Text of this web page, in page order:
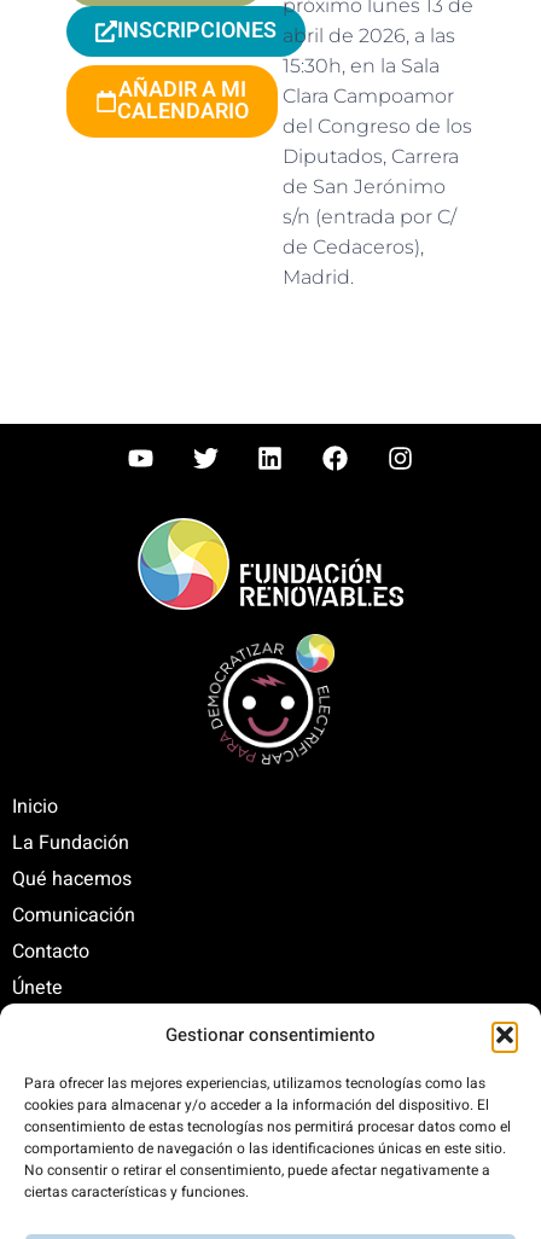
Gestionar consentimiento
Para ofrecer las mejores experiencias, utilizamos tecnologías como las
cookies para almacenar y/o acceder a la información del dispositivo. El
consentimiento de estas tecnologías nos permitirá procesar datos como el
comportamiento de navegación o las identificaciones únicas en este sitio.
No consentir o retirar el consentimiento, puede afectar negativamente a
ciertas características y funciones.
INSCRIPCIONES
AÑADIR A MI
CALENDARIO
próximo lunes 13 de
abril de 2026, a las
15:30h, en la Sala
Clara Campoamor
del Congreso de los
Diputados, Carrera
de San Jerónimo
s/n (entrada por C/
de Cedaceros),
Madrid.
Inicio
La Fundación
Qué hacemos
Comunicación
Contacto
Únete
C/ Santa Engracia, 108. 5º Interior. Izda. 28003
+34 625 47 42 11
fundacion@fundacionrenovables.org
comunicacion@fundacionrenovables.org